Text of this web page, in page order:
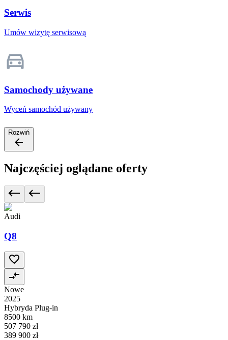
Serwis
Umów wizytę serwisową
Samochody używane
Wyceń samochód używany
Rozwiń
Najczęściej oglądane oferty
Audi
Q8
Nowe
2025
Hybryda Plug-in
8500 km
507 790 zł
389 900 zł